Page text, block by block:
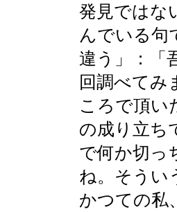
発見ではな
んでいる句
違う」：「
回調べてみ
ころで頂い
の成り立ち
で何か切っ
ね。そうい
かつての私